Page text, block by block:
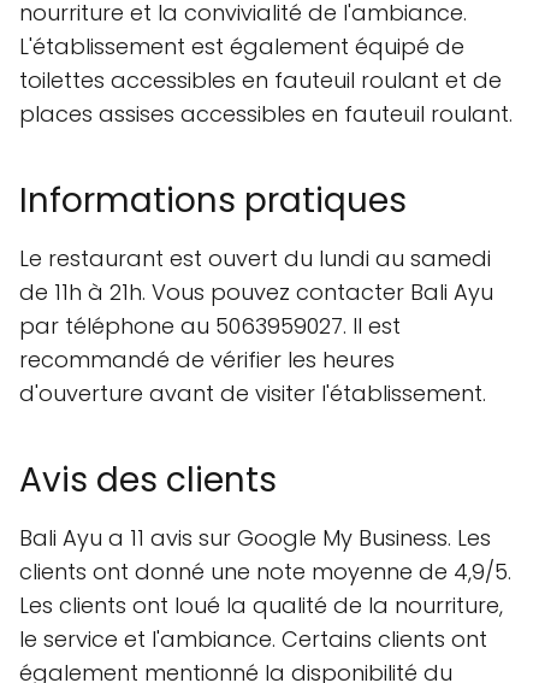
nourriture et la convivialité de l'ambiance.
L'établissement est également équipé de
toilettes accessibles en fauteuil roulant et de
places assises accessibles en fauteuil roulant.
Informations pratiques
Le restaurant est ouvert du lundi au samedi
de 11h à 21h. Vous pouvez contacter Bali Ayu
par téléphone au 5063959027. Il est
recommandé de vérifier les heures
d'ouverture avant de visiter l'établissement.
Avis des clients
Bali Ayu a 11 avis sur Google My Business. Les
clients ont donné une note moyenne de 4,9/5.
Les clients ont loué la qualité de la nourriture,
le service et l'ambiance. Certains clients ont
également mentionné la disponibilité du